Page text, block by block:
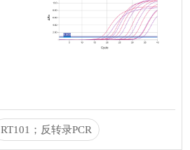
RT101；反转录PCR